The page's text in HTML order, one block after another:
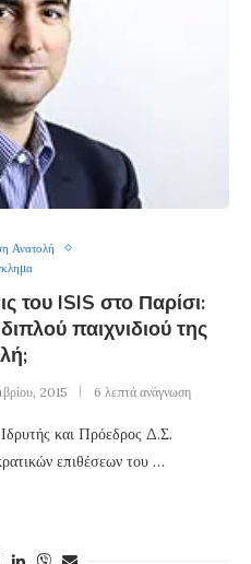
Ανατολή
του ISIS στο Παρίσι:
παιχνιδιού της
2015 6 λεπτά ανάγνωση
και Πρόεδρος Δ.Σ.
επιθέσεων του …